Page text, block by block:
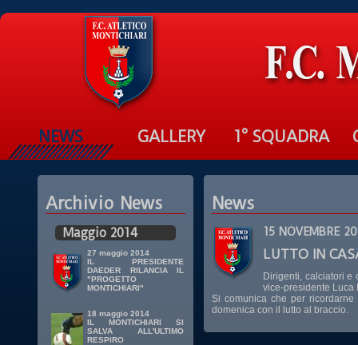
NEWS GALLERY 1° SQUADRA
Archivio News
Maggio 2014
27 maggio 2014
IL PRESIDENTE
DAEDER RILANCIA IL
"PROGETTO
MONTICHIARI"
18 maggio 2014
IL MONTICHIARI SI
SALVA ALL'ULTIMO
RESPIRO
News
15 NOVEMBRE
LUTTO IN
Dirigenti, calciatori e
vice-presidente Luca
Si comunica che per
domenica con il lutto al braccio.